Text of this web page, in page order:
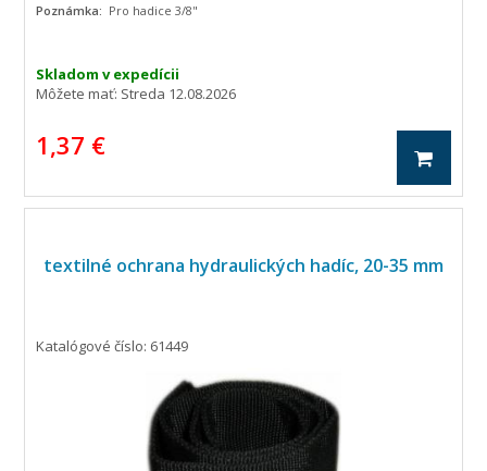
Skladom v expedícii
Môžete mať: Streda 12.08.2026
1,37 €
Poznámka: Pro hadice 3/8"
textilné ochrana hydraulických hadíc, 20-35 mm
Katalógové číslo: 61449